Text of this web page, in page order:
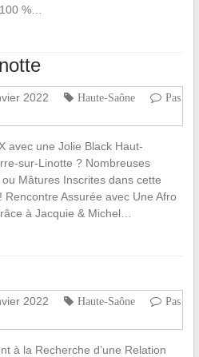
%…
2022 Haute-Saône
Pas
avec une Jolie Black Haut-
sur-Linotte ? Nombreuses
Mâtures Inscrites dans cette
Assurée avec Une Afro
à Jacquie & Michel…
2022 Haute-Saône
Pas
à la Recherche d’une Relation